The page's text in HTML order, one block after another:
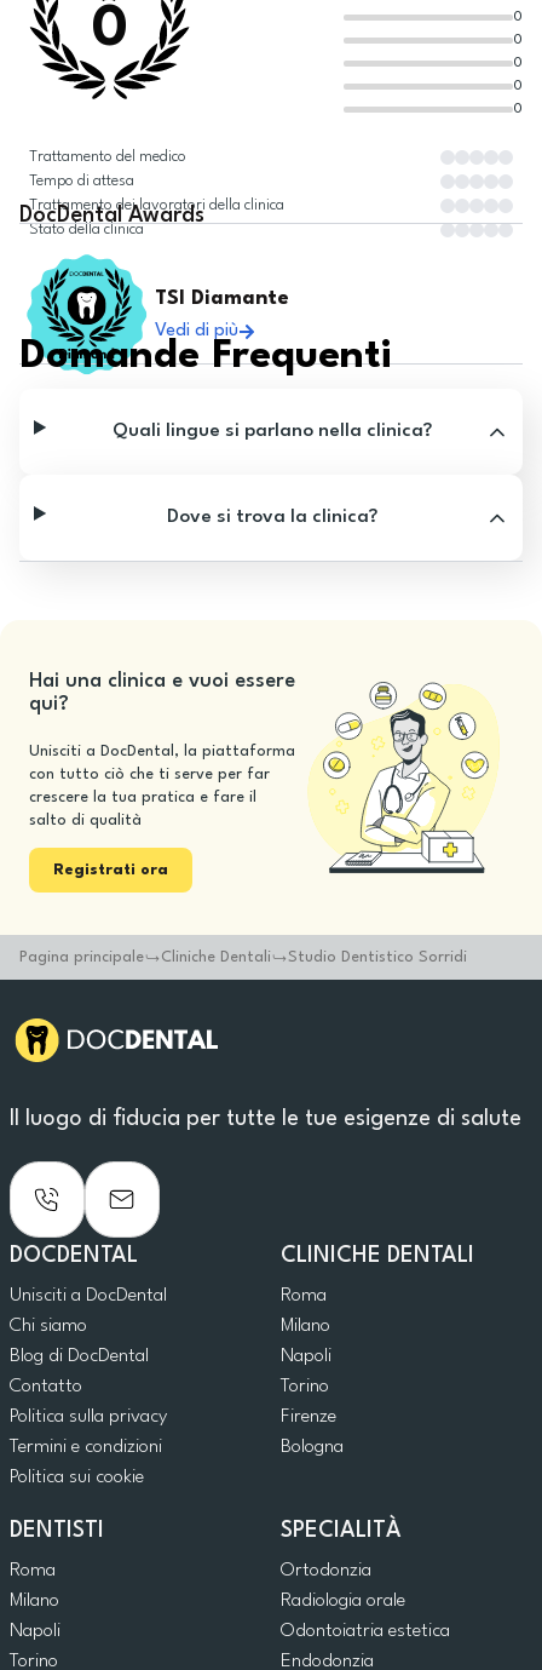
0
0
0
0
0
0
Trattamento del medico
Tempo di attesa
Trattamento dei lavoratori della clinica
Stato della clinica
DocDentalAwards
TSI Diamante
Vedi di più
Domande Frequenti
Quali lingue si parlano nella clinica?
Dove si trova la clinica?
Hai una clinica e vuoi essere
qui?
Unisciti a DocDental, la piattaforma
con tutto ciò che ti serve per far
crescere la tua pratica e fare il
salto di qualità
Registrati ora
Pagina principale Cliniche Dentali Studio Dentistico Sorridi
Il luogo di fiducia per tutte le tue esigenze di salute
DOCDENTAL
Unisciti a DocDental
Chi siamo
Blog di DocDental
Contatto
Politica sulla privacy
Termini e condizioni
Politica sui cookie
CLINICHE DENTALI
Roma
Milano
Napoli
Torino
Firenze
Bologna
DENTISTI
Roma
Milano
Napoli
Torino
SPECIALITÀ
Ortodonzia
Radiologia orale
Odontoiatria estetica
Endodonzia